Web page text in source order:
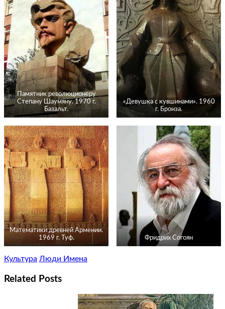
Памятник революционеру
Степану Шаумяну. 1970 г.
Базальт.
«Девушка с кувшинами». 1960
г. Бронза.
Математики древней Армении.
1969 г. Туф.
Фридрих Согоян
Культура Люди Имена
Related Posts